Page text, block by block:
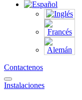
Contactenos
Instalaciones